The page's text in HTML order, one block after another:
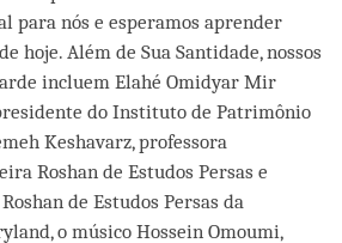
para nós e esperamos aprender
hoje. Além de Sua Santidade, nossos
incluem Elahé Omidyar Mir
do Instituto de Patrimônio
Keshavarz, professora
Roshan de Estudos Persas e
de Estudos Persas da
o músico Hossein Omoumi,